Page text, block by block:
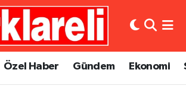
Özel Haber Gündem Ekonomi
Eczaneler